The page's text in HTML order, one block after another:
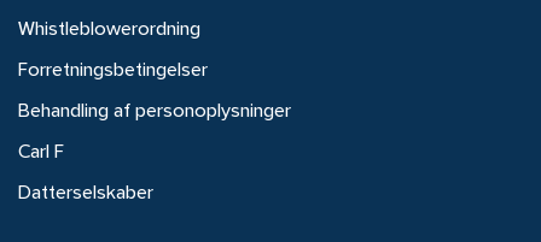
Whistleblowerordning
Forretningsbetingelser
Behandling af personoplysninger
Carl F
Datterselskaber